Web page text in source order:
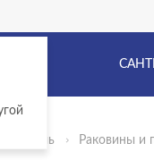
и мебель Раковины и